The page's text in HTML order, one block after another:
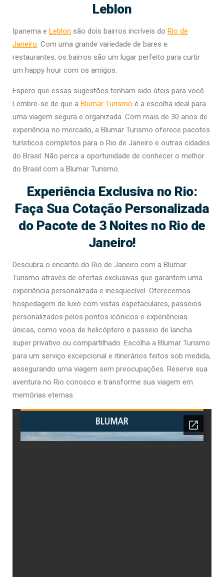
Leblon
Ipanema e Leblon são dois bairros incríveis do Rio de
Janeiro. Com uma grande variedade de bares e
restaurantes, os bairros são um lugar perfeito para curtir
um happy hour com os amigos.
Espero que essas sugestões tenham sido úteis para você.
Lembre-se de que a Blumar Turismo é a escolha ideal para
uma viagem segura e organizada. Com mais de 30 anos de
experiência no mercado, a Blumar Turismo oferece pacotes
turísticos completos para o Rio de Janeiro e outras cidades
do Brasil. Não perca a oportunidade de conhecer o melhor
do Brasil com a Blumar Turismo.
Experiência Exclusiva no Rio:
Faça Sua Cotação Personalizada
do Pacote de 3 Noites no Rio de
Janeiro!
Descubra o encanto do Rio de Janeiro com a Blumar
Turismo através de ofertas exclusivas que garantem uma
experiência personalizada e inesquecível. Oferecemos
hospedagem de luxo com vistas espetaculares, passeios
personalizados pelos pontos icônicos e experiências
únicas, como voos de helicóptero e passeio de lancha
super privativo ou compartilhado. Escolha a Blumar Turismo
para um serviço excepcional e itinerários feitos sob medida,
assegurando uma viagem sem preocupações. Reserve sua
aventura no Rio conosco e transforme sua viagem em
memórias eternas.